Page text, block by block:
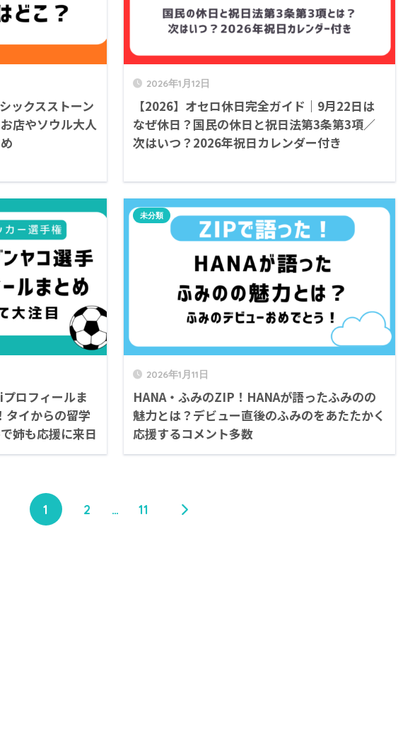
ックスストーン
店やソウル大人
2026年1月12日
【2026】オセロ休日完全ガイド｜9月22日は
なぜ休日？国民の休日と祝日法第3条第3項／
次はいつ？2026年祝日カレンダー付き
ロフィールま
タイからの留学
姉も応援に来日
2026年1月11日
HANA・ふみのZIP！HANAが語ったふみのの
魅力とは？デビュー直後のふみのをあたたかく
応援するコメント多数
未分類
1 2 … 11